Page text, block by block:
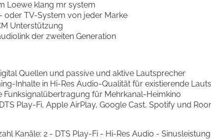
Loewe klang mr system
oder TV-System von jeder Marke
Unterstützung
der zweiten Generation
Quellen und passive und aktive Lautsprecher
Inhalte in Hi-Res Audio-Qualität für existierende
Funksignalübertragung für Mehrkanal-Heimkino
Play-Fi, Apple AirPlay, Google Cast, Spotify und
Kanäle: 2 - DTS Play-Fi - Hi-Res Audio -